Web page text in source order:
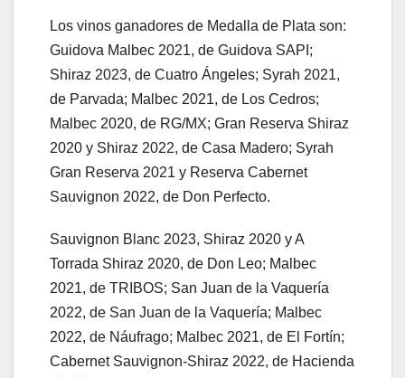
Los vinos ganadores de Medalla de Plata son:
Guidova Malbec 2021, de Guidova SAPI;
Shiraz 2023, de Cuatro Ángeles; Syrah 2021,
de Parvada; Malbec 2021, de Los Cedros;
Malbec 2020, de RG/MX; Gran Reserva Shiraz
2020 y Shiraz 2022, de Casa Madero; Syrah
Gran Reserva 2021 y Reserva Cabernet
Sauvignon 2022, de Don Perfecto.
Sauvignon Blanc 2023, Shiraz 2020 y A
Torrada Shiraz 2020, de Don Leo; Malbec
2021, de TRIBOS; San Juan de la Vaquería
2022, de San Juan de la Vaquería; Malbec
2022, de Náufrago; Malbec 2021, de El Fortín;
Cabernet Sauvignon-Shiraz 2022, de Hacienda